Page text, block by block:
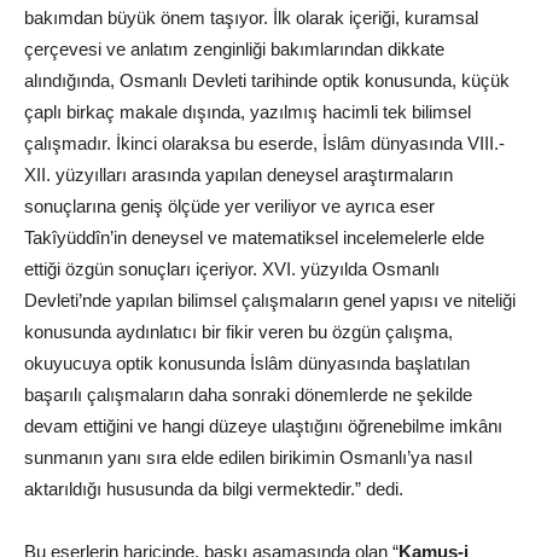
bakımdan büyük önem taşıyor. İlk olarak içeriği, kuramsal
çerçevesi ve anlatım zenginliği bakımlarından dikkate
alındığında, Osmanlı Devleti tarihinde optik konusunda, küçük
çaplı birkaç makale dışında, yazılmış hacimli tek bilimsel
çalışmadır. İkinci olaraksa bu eserde, İslâm dünyasında VIII.-
XII. yüzyılları arasında yapılan deneysel araştırmaların
sonuçlarına geniş ölçüde yer veriliyor ve ayrıca eser
Takîyüddîn’in deneysel ve matematiksel incelemelerle elde
ettiği özgün sonuçları içeriyor. XVI. yüzyılda Osmanlı
Devleti’nde yapılan bilimsel çalışmaların genel yapısı ve niteliği
konusunda aydınlatıcı bir fikir veren bu özgün çalışma,
okuyucuya optik konusunda İslâm dünyasında başlatılan
başarılı çalışmaların daha sonraki dönemlerde ne şekilde
devam ettiğini ve hangi düzeye ulaştığını öğrenebilme imkânı
sunmanın yanı sıra elde edilen birikimin Osmanlı’ya nasıl
aktarıldığı hususunda da bilgi vermektedir.” dedi.
Bu eserlerin haricinde, baskı aşamasında olan “Kamus-i